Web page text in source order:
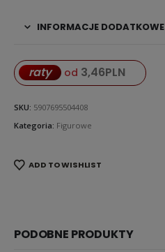
INFORMACJE DODATKOWE
raty od 3,46PLN
SKU: 5907695504408
Kategoria: Figurowe
ADD TO WISHLIST
PODOBNE PRODUKTY